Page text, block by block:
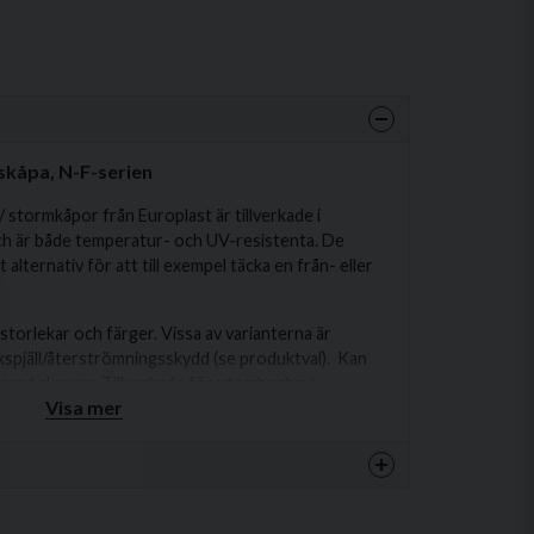
N-F-serien
stormkåpor från Europlast är tillverkade i
är både temperatur- och UV-resistenta. De
för att till exempel täcka en från- eller
och färger. Vissa av varianterna är
återströmningsskydd (se produktval). Kan
skruvar. Tillverkade för utomhusbruk.
med fast ventil / backspjäll):
mm, C: 111 mm, D: 95 mm, ØD: 99 mm, H: 111 mm,
Visa mer